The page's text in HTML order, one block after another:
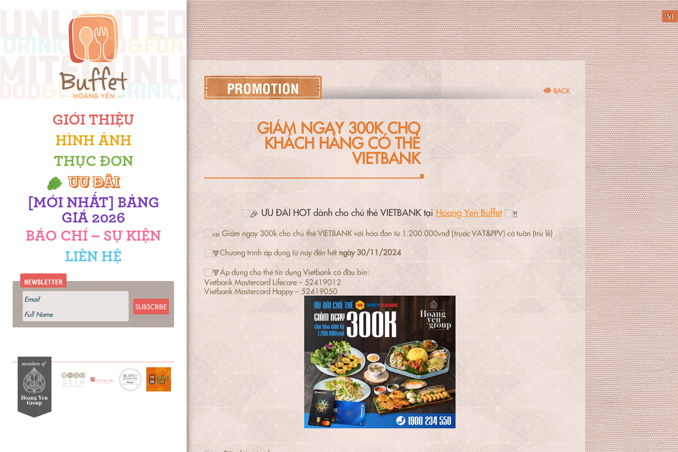
GIỚI THIỆU
HÌNH ẢNH
THỰC ĐƠN
ƯU ĐÃI
[MỚI NHẤT] BẢNG
GIÁ 2026
BÁO CHÍ – SỰ KIỆN
LIÊN HỆ
NEWSLETTER
SUBSCRIBE
VI
PROMOTION BACK
GIẢM NGAY 300K CHO
KHÁCH HÀNG CÓ THẺ
VIETBANK
ƯU ĐÃI HOT dành cho chủ thẻ VIETBANK tại Hoang Yen Buffet
Giảm ngay 300k cho chủ thẻ VIETBANK với hóa đơn từ 1.200.000vnđ (trướcVAT&PPV) cả tuần (trừ lễ)
Chương trình áp dụng từ nay đến hết ngày 30/11/2024
Áp dụng cho thẻ tín dụng Vietbank có đầu bin:
Vietbank Mastercard Lifecare – 52419012
Vietbank Mastercard Happy – 52419050